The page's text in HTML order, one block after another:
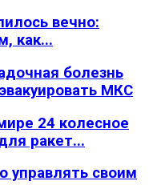
вечно:
как...
болезнь
МКС
24 колесное
ракет...
управлять своим